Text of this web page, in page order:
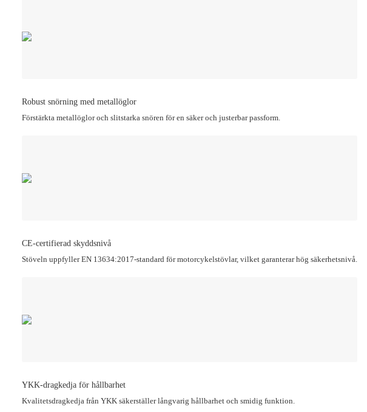
Robust snörning med metallöglor
Förstärkta metallöglor och slitstarka snören för en säker och justerbar passform.
CE-certifierad skyddsnivå
Stöveln uppfyller EN 13634:2017-standard för motorcykelstövlar, vilket garanterar hög säkerhetsnivå.
YKK-dragkedja för hållbarhet
Kvalitetsdragkedja från YKK säkerställer långvarig hållbarhet och smidig funktion.